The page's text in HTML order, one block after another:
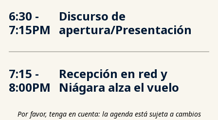
6:30 -
7:15PM
Discurso de
apertura/Presentación
7:15 -
8:00PM
Recepción en red y
Niágara alza el vuelo
Por favor, tenga en cuenta: la agenda está sujeta a cambios